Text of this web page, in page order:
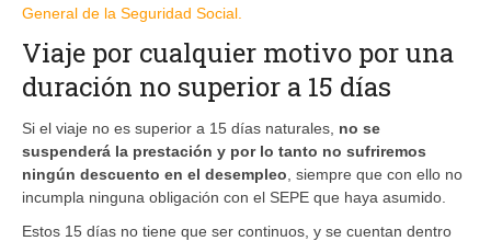
General de la Seguridad Social.
Viaje por cualquier motivo por una
duración no superior a 15 días
Si el viaje no es superior a 15 días naturales, no se
suspenderá la prestación y por lo tanto no sufriremos
ningún descuento en el desempleo , siempre que con ello no
incumpla ninguna obligación con el SEPE que haya asumido.
Estos 15 días no tiene que ser continuos, y se cuentan dentro